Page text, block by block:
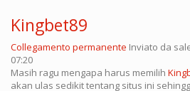
Kingbet89
Collegamento permanente Inviato da
07:20
Masih ragu mengapa harus memilih
akan ulas sedikit tentang situs ini